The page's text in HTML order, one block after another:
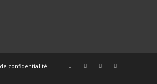
confidentialité